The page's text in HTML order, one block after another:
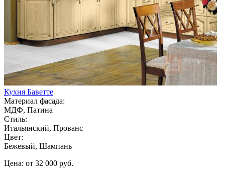
Кухня Баветте
Материал фасада:
МДФ, Патина
Стиль:
Итальянский, Прованс
Цвет:
Бежевый, Шампань
Цена: от 32 000 руб.